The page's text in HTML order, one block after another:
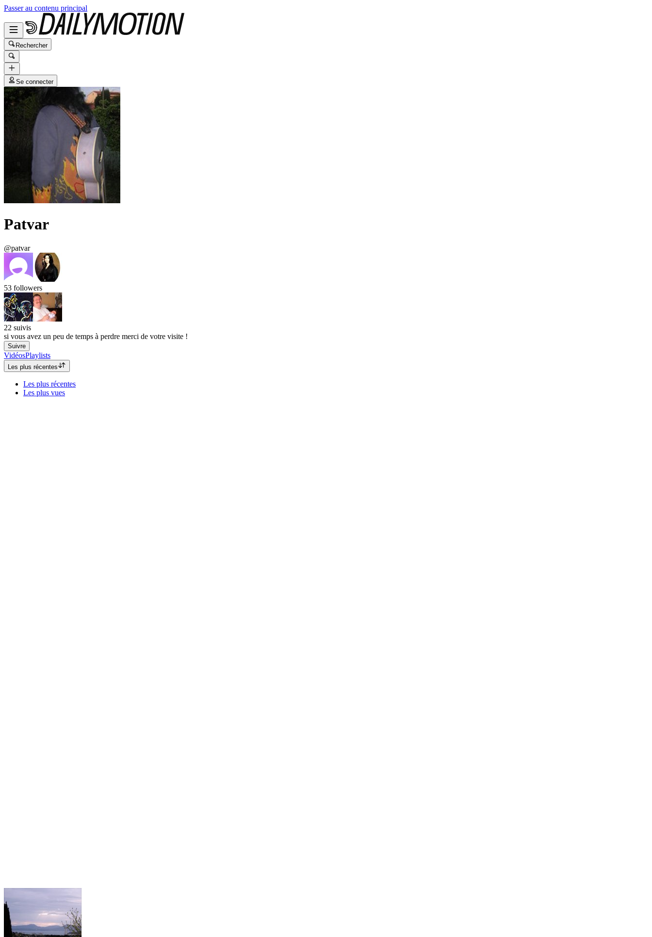
Passer au contenu principal
Rechercher
Se connecter
Patvar
@patvar
53 followers
22 suivis
si vous avez un peu de temps à perdre merci de votre visite !
Suivre
VidéosPlaylists
Les plus récentes
Les plus récentes
Les plus vues